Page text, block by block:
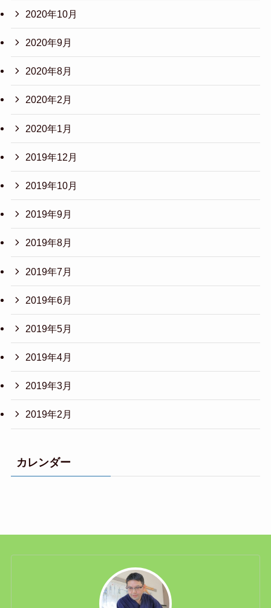
2020年10月
2020年9月
2020年8月
2020年2月
2020年1月
2019年12月
2019年10月
2019年9月
2019年8月
2019年7月
2019年6月
2019年5月
2019年4月
2019年3月
2019年2月
カレンダー